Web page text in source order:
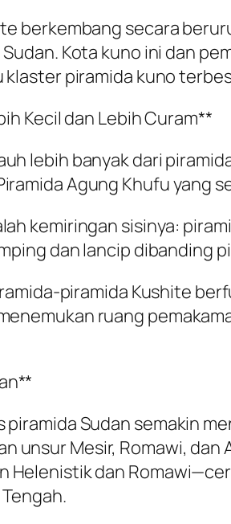
berkembang secara
Kota kuno ini dan
piramida kuno
Kecil dan Lebih Curam**
lebih banyak dari
Agung Khufu yang
kemiringan sisinya:
dan lancip dibanding
piramida Kushite
ruang
Sudan semakin
unsur Mesir, Romawi,
Helenistik dan